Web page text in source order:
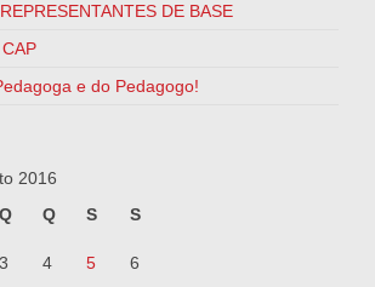
DE BASE
e do Pedagogo!
2016
Q Q S S
3 4 5 6